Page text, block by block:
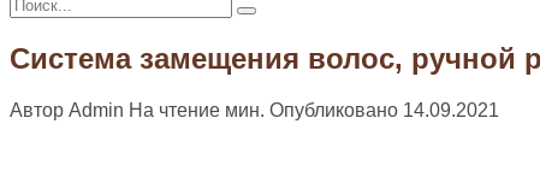
for:
Система замещения волос, ручной
Автор Admin На чтение мин. Опубликовано 14.09.2021